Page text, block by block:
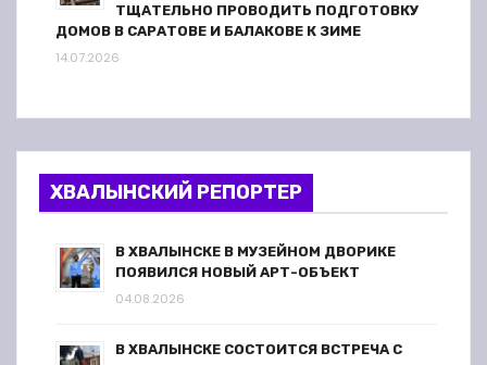
ТЩАТЕЛЬНО ПРОВОДИТЬ ПОДГОТОВКУ
ДОМОВ В САРАТОВЕ И БАЛАКОВЕ К ЗИМЕ
14.07.2026
ХВАЛЫНСКИЙ РЕПОРТЕР
В ХВАЛЫНСКЕ В МУЗЕЙНОМ ДВОРИКЕ
ПОЯВИЛСЯ НОВЫЙ АРТ-ОБЪЕКТ
04.08.2026
В ХВАЛЫНСКЕ СОСТОИТСЯ ВСТРЕЧА С